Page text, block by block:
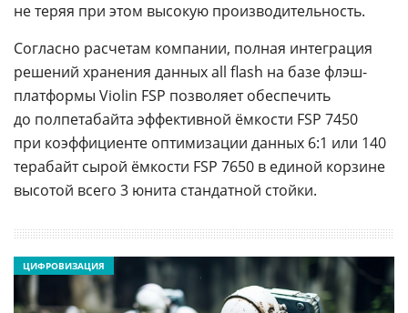
не теряя при этом высокую производительность.
Согласно расчетам компании, полная интеграция
решений хранения данных all flash на базе флэш-
платформы Violin FSP позволяет обеспечить
до полпетабайта эффективной ёмкости FSP 7450
при коэффициенте оптимизации данных 6:1 или 140
терабайт сырой ёмкости FSP 7650 в единой корзине
высотой всего 3 юнита стандатной стойки.
ЦИФРОВИЗАЦИЯ